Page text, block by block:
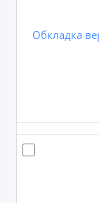
Обкладка